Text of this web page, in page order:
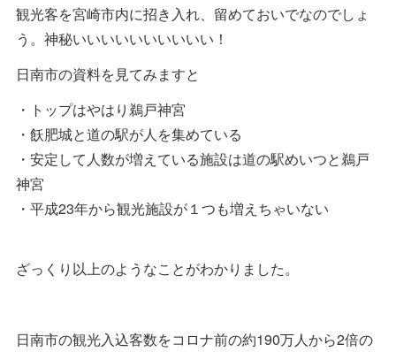
観光客を宮崎市内に招き入れ、留めておいでなのでしょ
う。神秘いいいいいいいいいい！
日南市の資料を見てみますと
・トップはやはり鵜戸神宮
・飫肥城と道の駅が人を集めている
・安定して人数が増えている施設は道の駅めいつと鵜戸
神宮
・平成23年から観光施設が１つも増えちゃいない
ざっくり以上のようなことがわかりました。
日南市の観光入込客数をコロナ前の約190万人から2倍の